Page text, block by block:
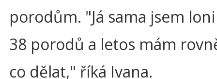
porodům. "Já sama jsem
38 porodů a letos mám
co dělat," říká Ivana.